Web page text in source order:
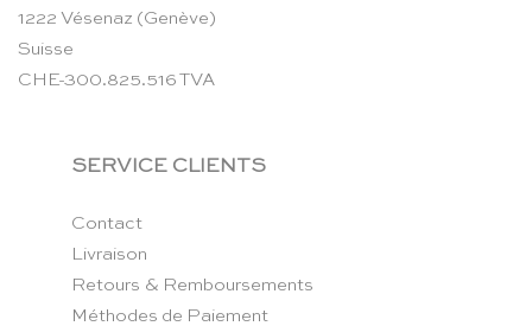
1222 Vésenaz (Genève)
Suisse
CHE-300.825.516 TVA
SERVICE CLIENTS
Contact
Livraison
Retours & Remboursements
Méthodes de Paiement